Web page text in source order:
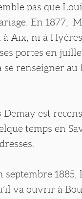
pas que
En 1877,
Aix, ni à
portes en
renseigner au
Demay est
temps en
septembre
va ouvrir à